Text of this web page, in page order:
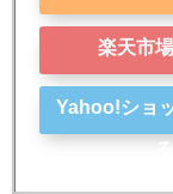
楽天市
Yahoo!ショ